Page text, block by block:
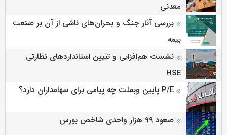
معدنی
بررسی آثار جنگ و بحران‌های ناشی از آن بر صنعت
بیمه
نشست هم‌افزایی و تبیین استانداردهای نظارتی
HSE
P/E پایین وبملت چه پیامی برای سهامداران دارد؟
صعود ۹۹ هزار واحدی شاخص بورس